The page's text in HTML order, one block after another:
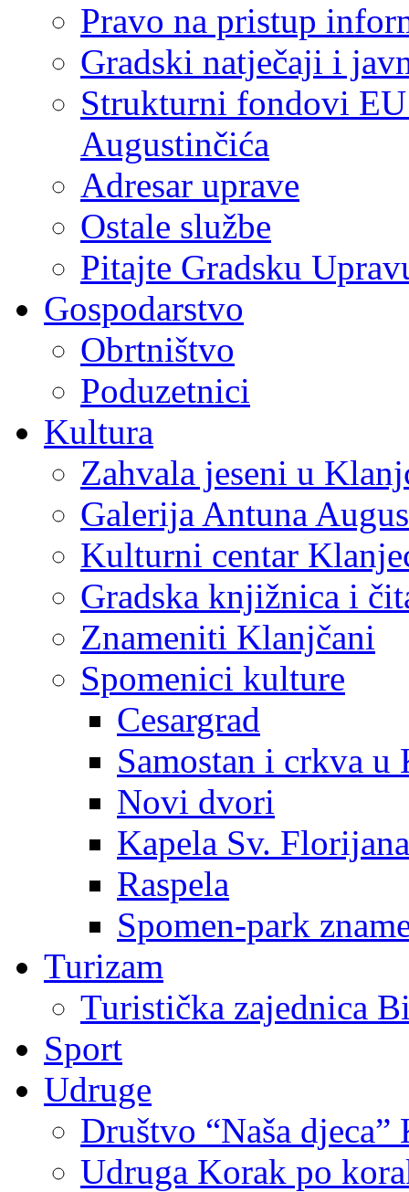
Pravo na pristup
Gradski natječaji i
Strukturni fondovi
Augustinčića
Adresar uprave
Ostale službe
Pitajte Gradsku
Gospodarstvo
Obrtništvo
Poduzetnici
Kultura
Zahvala jeseni u
Galerija Antuna
Kulturni centar
Gradska knjižnica i
Znameniti Klanjčani
Spomenici kulture
Cesargrad
Samostan i crkva u
Novi dvori
Kapela Sv. Florijana
Raspela
Spomen-park
Turizam
Turistička zajednica
Sport
Udruge
Društvo “Naša djeca”
Udruga Korak po